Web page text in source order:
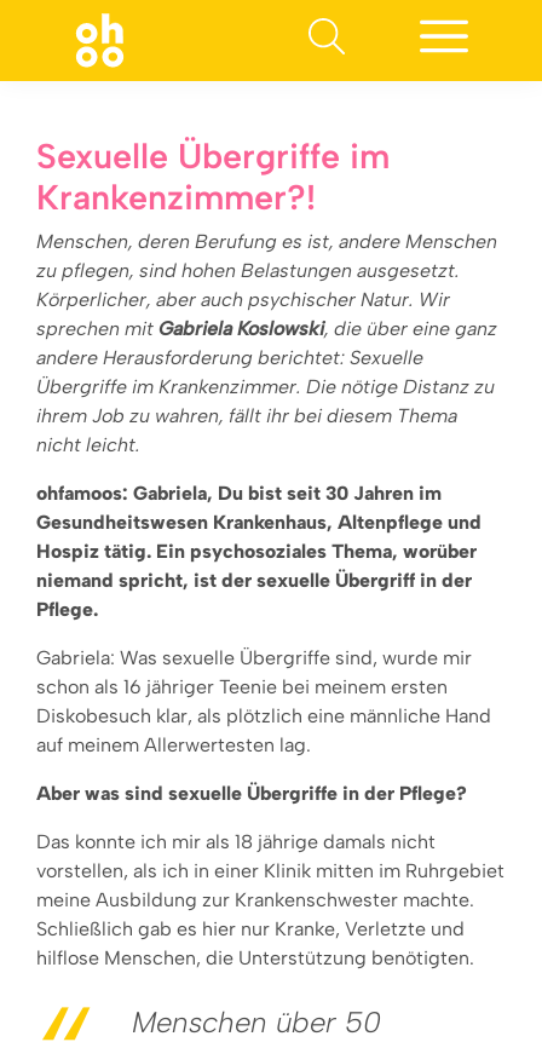
Sexuelle Übergriffe im
Krankenzimmer?!
Menschen, deren Berufung es ist, andere Menschen
zu pflegen, sind hohen Belastungen ausgesetzt.
Körperlicher, aber auch psychischer Natur. Wir
sprechen mit Gabriela Koslowski, die über eine ganz
andere Herausforderung berichtet: Sexuelle
Übergriffe im Krankenzimmer. Die nötige Distanz zu
ihrem Job zu wahren, fällt ihr bei diesem Thema
nicht leicht.
ohfamoos: Gabriela, Du bist seit 30 Jahren im
Gesundheitswesen Krankenhaus, Altenpflege und
Hospiz tätig. Ein psychosoziales Thema, worüber
niemand spricht, ist der sexuelle Übergriff in der
Pflege.
Gabriela: Was sexuelle Übergriffe sind, wurde mir
schon als 16 jähriger Teenie bei meinem ersten
Diskobesuch klar, als plötzlich eine männliche Hand
auf meinem Allerwertesten lag.
Aber was sind sexuelle Übergriffe in der Pflege?
Das konnte ich mir als 18 jährige damals nicht
vorstellen, als ich in einer Klinik mitten im Ruhrgebiet
meine Ausbildung zur Krankenschwester machte.
Schließlich gab es hier nur Kranke, Verletzte und
hilflose Menschen, die Unterstützung benötigten.
Menschen über 50